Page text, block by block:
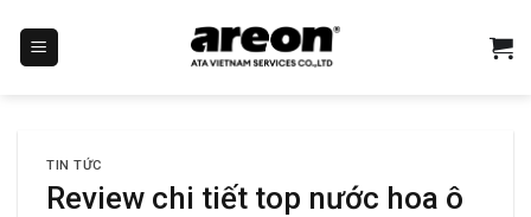
nội
TIN TỨC
Review chi tiết top nước hoa ô